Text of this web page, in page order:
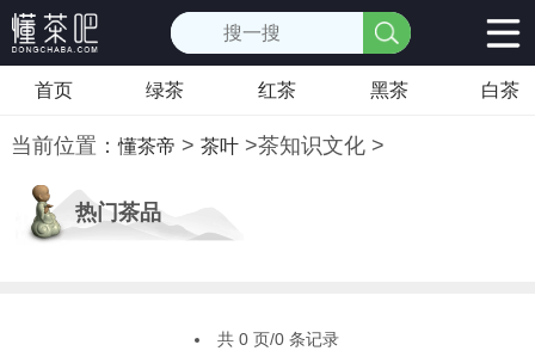
首页 绿茶 红茶 黑茶 白茶
当前位置：懂茶帝 > 茶叶>茶知识文化>
热门茶品
共 0 页/0 条记录